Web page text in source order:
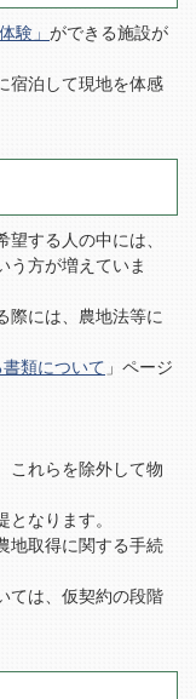
験」 ができる施設が
宿泊して現地を体感
する人の中には、
う方が増えていま
際には、農地法等に
類について 」ページ
これらを除外して物
なります。
地取得に関する手続
ては、仮契約の段階